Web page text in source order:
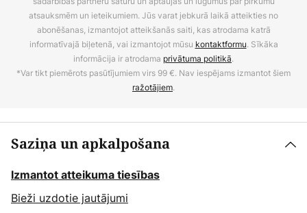
atsauksmēm un ieteikumiem. Jūs varat jebkurā laikā atteikties no
abonēšanas, izmantojot atteikšanās saiti, kas atrodama katrā
informatīvajā biļetenā, vai izmantojot mūsu kontaktformu. Sīkāka
informācija ir atrodama privātuma politikā.
*Var tikt piemērots pasūtījumiem virs 99 €. Nav iespējams izmantot šiem
ražotājiem.
Saziņa un apkalpošana
Izmantot atteikuma tiesības
Bieži uzdotie jautājumi